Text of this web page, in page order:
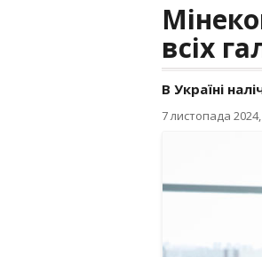
всіх
В Україні
7 листопада